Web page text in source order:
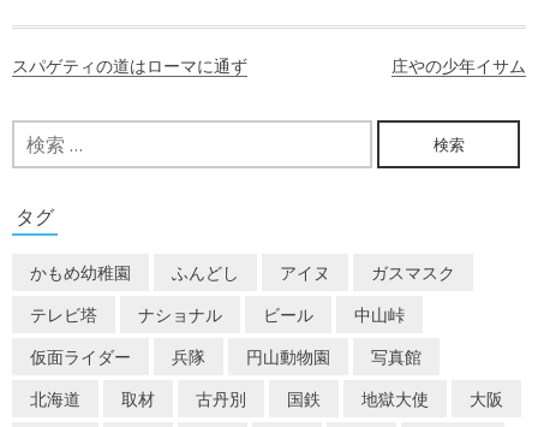
ナ
ビ
ゲ
ー
シ
ョ
ン
スパゲティの道はローマに通ず 庄やの少年イサム
検
索:
タグ
かもめ幼稚園 ふんどし アイヌ
ガスマスク
テレビ塔
ナショナル ビール
中山峠
仮面ライダー
兵隊 円山動物園
写真館
北海道
取材 古丹別 国鉄 地獄大使
大阪